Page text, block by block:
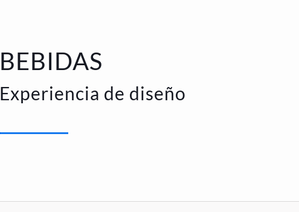
BEBIDAS
Experiencia de diseño